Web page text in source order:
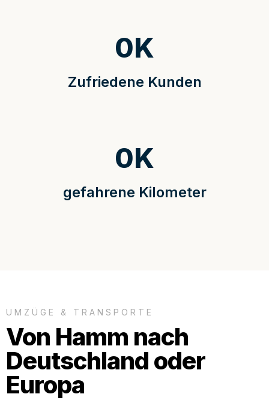
Zufriedene Kunden
0K
gefahrene Kilometer
0K
UMZÜGE & TRANSPORTE
Von Hamm nach
Deutschland oder
Europa